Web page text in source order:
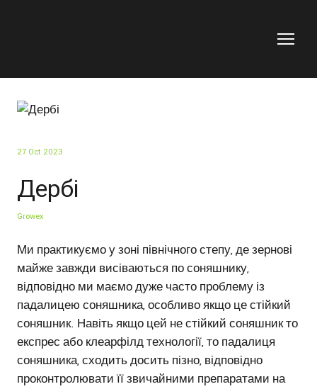
27 Oct 2023
Дербі
Growex
Ми практикуємо у зоні північного степу, де зернові
майже завжди висіваються по соняшнику,
відповідно ми маємо дуже часто проблему із
падалицею соняшника, особливо якщо це стійкий
соняшник. Навіть якщо цей не стійкий соняшник то
експрес або клеарфілд технології, то падалиця
соняшника, сходить досить пізно, відповідно
проконтролювати її звичайними препаратами на